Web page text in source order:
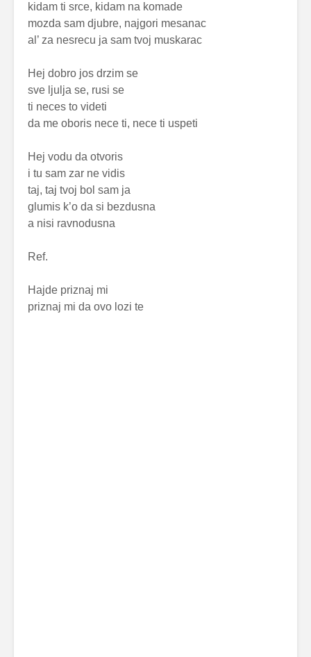
kidam ti srce, kidam na komade
mozda sam djubre, najgori mesanac
al’ za nesrecu ja sam tvoj muskarac
Hej dobro jos drzim se
sve ljulja se, rusi se
ti neces to videti
da me oboris nece ti, nece ti uspeti
Hej vodu da otvoris
i tu sam zar ne vidis
taj, taj tvoj bol sam ja
glumis k’o da si bezdusna
a nisi ravnodusna
Ref.
Hajde priznaj mi
priznaj mi da ovo lozi te